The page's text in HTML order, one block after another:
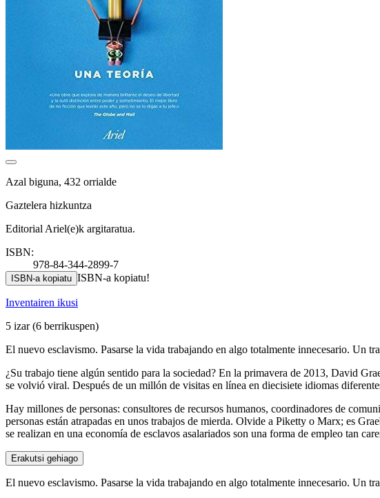
Azal biguna, 432 orrialde
Gaztelera hizkuntza
Editorial Ariel(e)k argitaratua.
ISBN:
978-84-344-2899-7
ISBN-a kopiatu ISBN-a kopiatu!
Inventairen ikusi
5 izar(6 berrikuspen)
El nuevo esclavismo. Pasarse la vida trabajando en algo totalmente innecesario. Un
¿Su trabajo tiene algún sentido para la sociedad? En la primavera de 2013, David
se volvió viral. Después de un millón de visitas en línea en diecisiete idiomas
Hay millones de personas: consultores de recursos humanos, coordinadores de
personas están atrapadas en unos trabajos de mierda. Olvide a Piketty o Marx; es
se realizan en una economía de esclavos asalariados son una forma de empleo tan
Erakutsi gehiago
El nuevo esclavismo. Pasarse la vida trabajando en algo totalmente innecesario. Un